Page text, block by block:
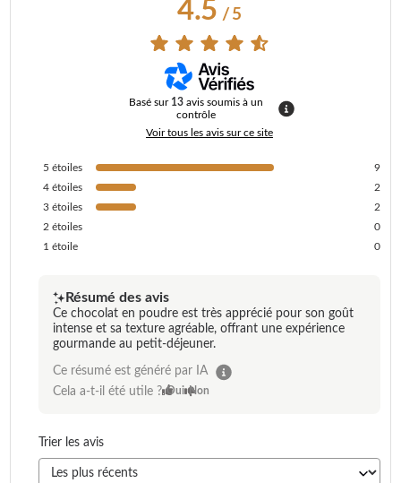
4.5/ 5
Basé sur 13 avis soumis à un
contrôle
Voir tous les avis sur ce site
5 étoiles
9
4 étoiles
2
3 étoiles
2
2 étoiles
0
1 étoile 0
Résumé des avis
Ce chocolat en poudre est très apprécié pour son goût
intense et sa texture agréable, offrant une expérience
gourmande au petit-déjeuner.
Ce résumé est généré par IA
Cela a-t-il été utile ? Oui Non
Trier les avis